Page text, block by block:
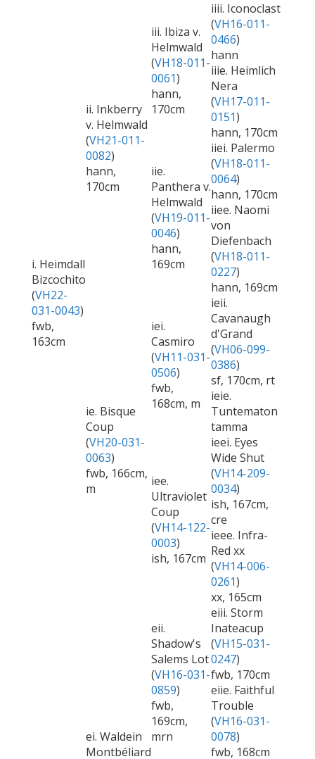
i. Heimdall
Bizcochito
(VH22-
031-0043)
fwb,
163cm
ii. Inkberry
v. Helmwald
(VH21-011-
0082)
hann,
170cm
iii. Ibiza v.
Helmwald
(VH18-011-
0061)
hann,
170cm
iiii. Iconoclast
(VH16-011-
0466)
hann
iiie. Heimlich
Nera
(VH17-011-
0151)
hann, 170cm
iie.
Panthera v.
Helmwald
(VH19-011-
0046)
hann,
169cm
iiei. Palermo
(VH18-011-
0064)
hann, 170cm
iiee. Naomi
von
Diefenbach
(VH18-011-
0227)
hann, 169cm
ie. Bisque
Coup
(VH20-031-
0063)
fwb, 166cm,
m
iei.
Casmiro
(VH11-031-
0506)
fwb,
168cm, m
ieii.
Cavanaugh
d'Grand
(VH06-099-
0386)
sf, 170cm, rt
ieie.
Tuntematon
tamma
iee.
Ultraviolet
Coup
(VH14-122-
0003)
ish, 167cm
ieei. Eyes
Wide Shut
(VH14-209-
0034)
ish, 167cm,
cre
ieee. Infra-
Red xx
(VH14-006-
0261)
xx, 165cm
ei. Waldein
Montbéliard
eii.
Shadow's
Salems Lot
(VH16-031-
0859)
fwb,
169cm,
mrn
eiii. Storm
Inateacup
(VH15-031-
0247)
fwb, 170cm
eiie. Faithful
Trouble
(VH16-031-
0078)
fwb, 168cm